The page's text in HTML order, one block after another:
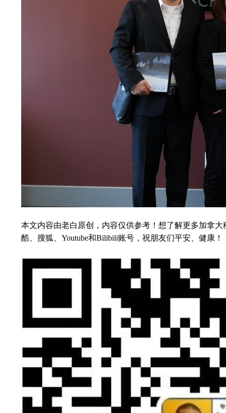
本文内容由老白原创，内容仅供参考！想了解更多加拿
酷、搜狐、Youtube和Bilibili账号，祝朋友们平安、健康！